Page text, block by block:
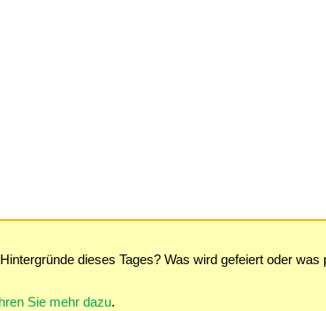
dieses Tages? Was wird gefeiert oder was
Sie mehr dazu.